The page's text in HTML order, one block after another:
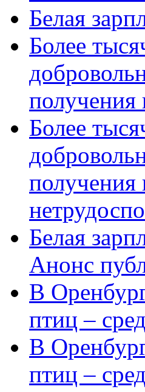
Белая
Более
получения
Более
получения
Белая
Анонс
В
птиц –
В
птиц –